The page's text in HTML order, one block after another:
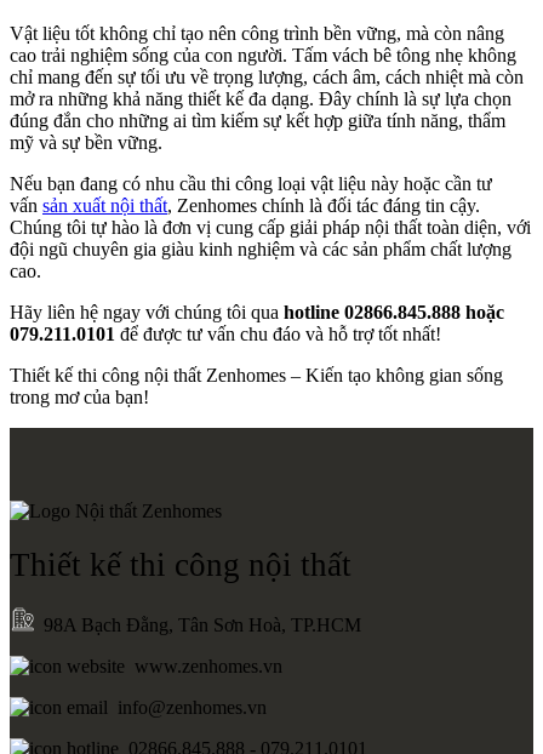
Vật liệu tốt không chỉ tạo nên công trình bền vững, mà còn nâng
cao trải nghiệm sống của con người. Tấm vách bê tông nhẹ không
chỉ mang đến sự tối ưu về trọng lượng, cách âm, cách nhiệt mà còn
mở ra những khả năng thiết kế đa dạng. Đây chính là sự lựa chọn
đúng đắn cho những ai tìm kiếm sự kết hợp giữa tính năng, thẩm
mỹ và sự bền vững.
Nếu bạn đang có nhu cầu thi công loại vật liệu này hoặc cần tư
vấn sản xuất nội thất, Zenhomes chính là đối tác đáng tin cậy.
Chúng tôi tự hào là đơn vị cung cấp giải pháp nội thất toàn diện, với
đội ngũ chuyên gia giàu kinh nghiệm và các sản phẩm chất lượng
cao.
Hãy liên hệ ngay với chúng tôi qua hotline 02866.845.888 hoặc
079.211.0101 để được tư vấn chu đáo và hỗ trợ tốt nhất!
Thiết kế thi công nội thất Zenhomes – Kiến tạo không gian sống
trong mơ của bạn!
Thiết kế thi công nội thất
98A Bạch Đằng, Tân Sơn Hoà, TP.HCM
www.zenhomes.vn
info@zenhomes.vn
02866.845.888 - 079.211.0101